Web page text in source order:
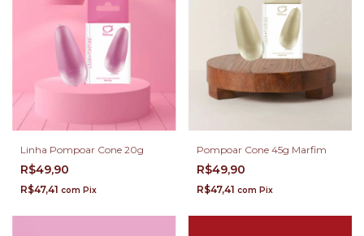
Linha Pompoar Cone 20g
R$49,90
R$47,41 com Pix
Pompoar Cone 45g Marfim
R$49,90
R$47,41 com Pix